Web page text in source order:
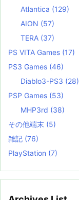
Atlantica (129)
AION (57)
TERA (37)
PS VITA Games (17)
PS3 Games (46)
Diablo3-PS3 (28)
PSP Games (53)
MHP3rd (38)
その他端末 (5)
雑記 (76)
PlayStation (7)